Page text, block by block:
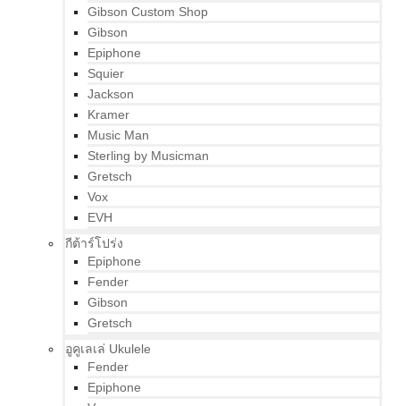
Gibson Custom Shop
Gibson
Epiphone
Squier
Jackson
Kramer
Music Man
Sterling by Musicman
Gretsch
Vox
EVH
กีต้าร์โปร่ง
Epiphone
Fender
Gibson
Gretsch
อูคูเลเล่ Ukulele
Fender
Epiphone